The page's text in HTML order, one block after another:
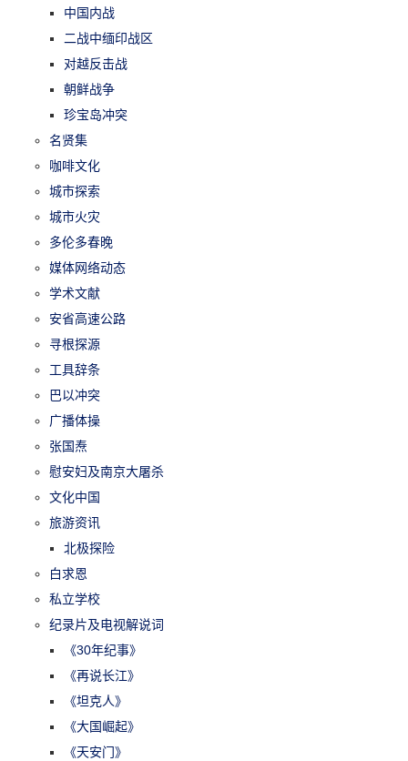
中国内战
二战中缅印战区
对越反击战
朝鲜战争
珍宝岛冲突
名贤集
咖啡文化
城市探索
城市火灾
多伦多春晚
媒体网络动态
学术文献
安省高速公路
寻根探源
工具辞条
巴以冲突
广播体操
张国焘
慰安妇及南京大屠杀
文化中国
旅游资讯
北极探险
白求恩
私立学校
纪录片及电视解说词
《30年纪事》
《再说长江》
《坦克人》
《大国崛起》
《天安门》